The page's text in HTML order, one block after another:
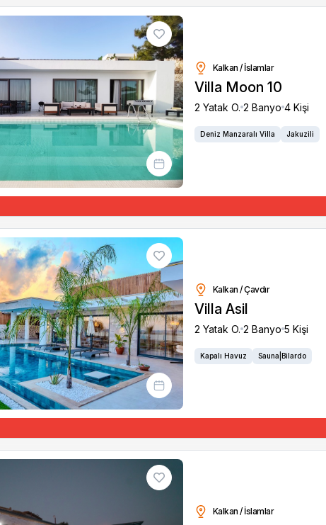
Kalkan / İslamlar
Villa Moon 10
2 Yatak O. 2 Banyo 4 Kişi
Deniz Manzaralı Villa Jakuzili
Kalkan / Çavdır
Villa Asil
2 Yatak O. 2 Banyo 5 Kişi
Kapalı Havuz Sauna|Bilardo
Kalkan / İslamlar